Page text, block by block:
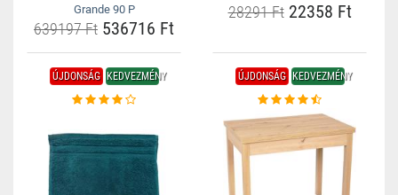
Grande 90 P
639197 Ft 536716 Ft
28291 Ft22358 Ft
ÚJDONSÁG KEDVEZMÉNY ÚJDONSÁG KEDVEZMÉNY